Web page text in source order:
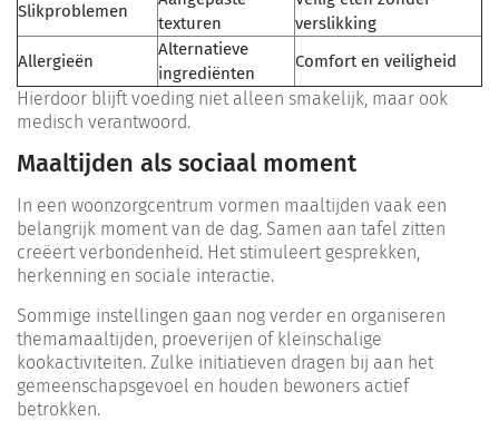
Slikproblemen
texturen
verslikking
Allergieën
Alternatieve
ingrediënten
Comfort en veiligheid
Hierdoor blijft voeding niet alleen smakelijk, maar ook
medisch verantwoord.
Maaltijden als sociaal moment
In een woonzorgcentrum vormen maaltijden vaak een
belangrijk moment van de dag. Samen aan tafel zitten
creëert verbondenheid. Het stimuleert gesprekken,
herkenning en sociale interactie.
Sommige instellingen gaan nog verder en organiseren
themamaaltijden, proeverijen of kleinschalige
kookactiviteiten. Zulke initiatieven dragen bij aan het
gemeenschapsgevoel en houden bewoners actief
betrokken.